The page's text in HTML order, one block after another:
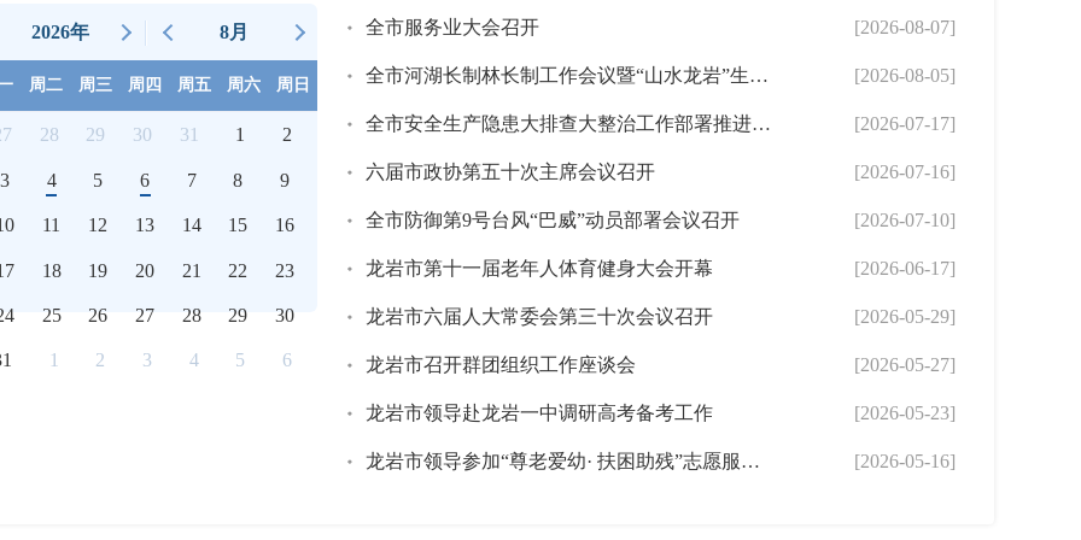
2026年 8月
周二 周三 周四 周五 周六 周日
28 29 30 31 1 2
3 4 5 6 7 8 9
11 12 13 14 15 16
18 19 20 21 22 23
25 26 27 28 29 30
1 2 3 4 5 6
[2026-08-07]
全市服务业大会召开
[2026-08-05]
全市河湖长制林长制工作会议暨“山水龙岩”生态品牌建设推进会召开
[2026-07-17]
全市安全生产隐患大排查大整治工作部署推进会召开
[2026-07-16]
六届市政协第五十次主席会议召开
[2026-07-10]
全市防御第9号台风“巴威”动员部署会议召开
[2026-06-17]
龙岩市第十一届老年人体育健身大会开幕
[2026-05-29]
龙岩市六届人大常委会第三十次会议召开
[2026-05-27]
龙岩市召开群团组织工作座谈会
[2026-05-23]
龙岩市领导赴龙岩一中调研高考备考工作
[2026-05-16]
龙岩市领导参加“尊老爱幼· 扶困助残”志愿服务活动